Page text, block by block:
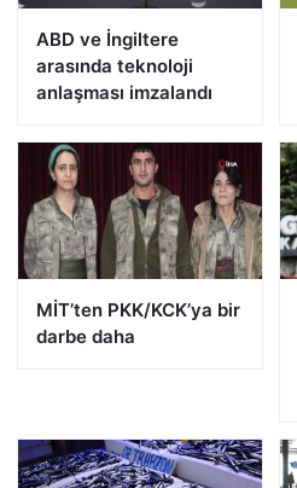
ABD ve İngiltere
arasında teknoloji
anlaşması imzalandı
MİT’ten PKK/KCK’ya bir
darbe daha